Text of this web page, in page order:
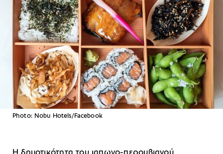
Photo: Nobu Hotels/Facebook